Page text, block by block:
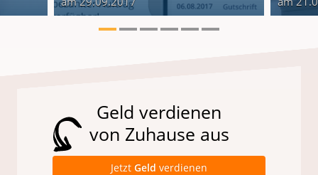
Geld verdienen
von Zuhause aus
Jetzt Geld verdienen